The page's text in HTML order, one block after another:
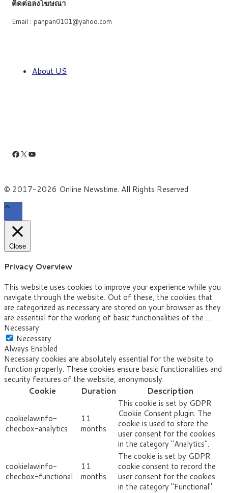
ติดต่อลงโฆษณา
Email : panpan0101@yahoo.com
About US
Facebook
X YouTube
© 2017-2026 Online Newstime. All Rights Reserved
Close
Privacy Overview
This website uses cookies to improve your experience while you
navigate through the website. Out of these, the cookies that
are categorized as necessary are stored on your browser as they
are essential for the working of basic functionalities of the ...
Necessary
Necessary
Always Enabled
Necessary cookies are absolutely essential for the website to
function properly. These cookies ensure basic functionalities and
security features of the website, anonymously.
Cookie
Duration Description
cookielawinfo-
checbox-analytics
11
months
This cookie is set by GDPR
Cookie Consent plugin. The
cookie is used to store the
user consent for the cookies
in the category "Analytics".
cookielawinfo-
checbox-functional
11
months
The cookie is set by GDPR
cookie consent to record the
user consent for the cookies
in the category "Functional".